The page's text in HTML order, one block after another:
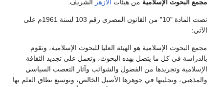
مجمع البحوث الإسلامية من هيئات الأزهر الشريف.
نصت المادة "10" من القانون المصري رقم 103 لسنة 1961م على
الآتي:
مجمع البحوث الإسلامية هو الهيئة العليا للبحوث الإسلامية، وتقوم
بالدراسة في كل ما يتصل بهذه البحوث، وتعمل على تجديد الثقافة
الإسلامية وتجريدها من الفضول والشوائب وآثار التعصب السياسي
والمذهبي، وتجليتها في جوهرها الأصيل الخالص، وتوسيع نطاق العلم بها